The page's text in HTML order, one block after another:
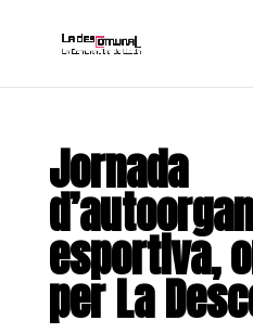
Jornada
esportiva,
per La